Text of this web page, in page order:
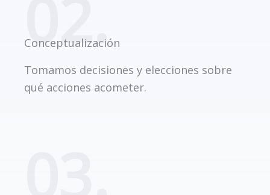
02.
Conceptualización
Tomamos decisiones y elecciones sobre
qué acciones acometer.